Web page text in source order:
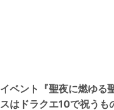
イベント『聖夜に燃ゆる
スはドラクエ10で祝うも